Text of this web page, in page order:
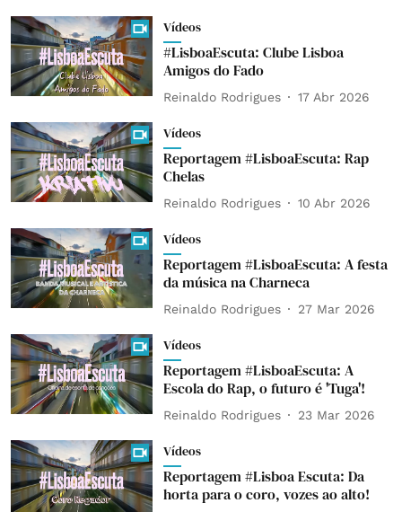
Vídeos
#LisboaEscuta: Clube Lisboa
Amigos do Fado
Reinaldo Rodrigues 17 Abr 2026
Vídeos
Reportagem #LisboaEscuta: Rap
Chelas
Reinaldo Rodrigues 10 Abr 2026
Vídeos
Reportagem #LisboaEscuta: A festa
da música na Charneca
Reinaldo Rodrigues 27 Mar 2026
Vídeos
Reportagem #LisboaEscuta: A
Escola do Rap, o futuro é 'Tuga'!
Reinaldo Rodrigues 23 Mar 2026
Vídeos
Reportagem #Lisboa Escuta: Da
horta para o coro, vozes ao alto!